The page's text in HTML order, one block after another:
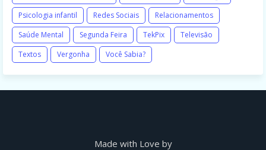
Psicologia infantil
Redes Sociais
Relacionamentos
Saúde Mental
Segunda Feira TekPix
Televisão
Textos
Vergonha Você Sabia?
Made with Love by